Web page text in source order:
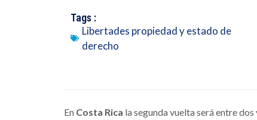
Tags :
Libertades propiedad y estado de
derecho
En Costa Rica la segunda vuelta será entre